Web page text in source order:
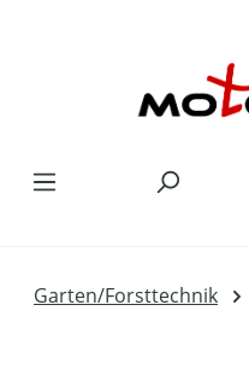
Garten/Forsttechnik